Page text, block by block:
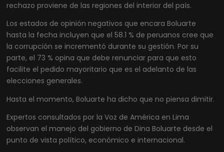
rechazo proviene de las regiones del interior del país.
Los estados de opinión negativos que encara Boluarte
hasta la fecha incluyen que el 58.1 % de peruanos cree que
la corrupción se incrementó durante su gestión. Por su
parte, el 73 % opina que debe renunciar para que esto
facilite el pedido mayoritario que es el adelanto de las
elecciones generales.
Hasta el momento, Boluarte ha dicho que no piensa dimitir.
Expertos consultados por la Voz de América en Lima
observan el manejo del gobierno de Dina Boluarte desde el
punto de vista político, económico e internacional.